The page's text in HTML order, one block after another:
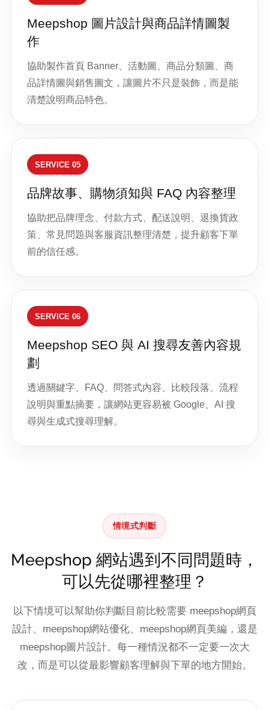
Meepshop 圖片設計與商品詳情圖製
作
協助製作首頁 Banner、活動圖、商品分類圖、商
品詳情圖與銷售圖文，讓圖片不只是裝飾，而是能
清楚說明商品特色。
SERVICE 05
品牌故事、購物須知與 FAQ 內容整理
協助把品牌理念、付款方式、配送說明、退換貨政
策、常見問題與客服資訊整理清楚，提升顧客下單
前的信任感。
SERVICE 06
Meepshop SEO 與 AI 搜尋友善內容規
劃
透過關鍵字、FAQ、問答式內容、比較段落、流程
說明與重點摘要，讓網站更容易被 Google、AI 搜
尋與生成式搜尋理解。
情境式判斷
Meepshop 網站遇到不同問題時，
可以先從哪裡整理？
以下情境可以幫助你判斷目前比較需要 meepshop網頁
設計、meepshop網站優化、meepshop網頁美編，還是
meepshop圖片設計。每一種情況都不一定要一次大
改，而是可以從最影響顧客理解與下單的地方開始。